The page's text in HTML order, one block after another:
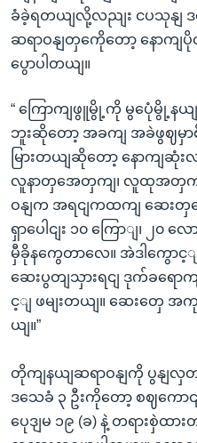
ခံခဲ့ရတယျလို့လညျး ငပသုနျ
ဆရာဝနျတှကေိုတော့ နောကျ
ပွောပါတယျ။
“ ကြောကျဖွူမွို့ကို မွပေုံမွို့နယ
ဘူးဆိုတော့ အခကျ အခဲဖွဈမှာ
မြားတယျဆိုတော့ နောကျဆုံး
လူနာတှအေတှကျ၊ လူထုအတှက
ဝနျက အရငျကထကျ ဆေးတှ
ရှာပေါငျး ၁၀ ကြောျ၊ ၂၀
မှီခိုနကွေတာလေ။ အဲဒါကွော
ဆေးပွတျသှားရငျ ဒုက်ခရော
င့ျ ဖမျးတယျ။ ဆေးတှေ အ
ယျ။”
တိုကျနယျဆရာဝနျကို ပွနျ
ဒသေခံ ၃ ဦးကိုတော့ စဈကောင
ပေုဒျမ ၁၉ (ခ) နဲ့ တရားစှဲထ